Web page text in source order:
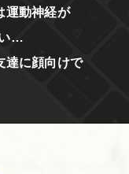
運動神経が
…
達に顔向けで